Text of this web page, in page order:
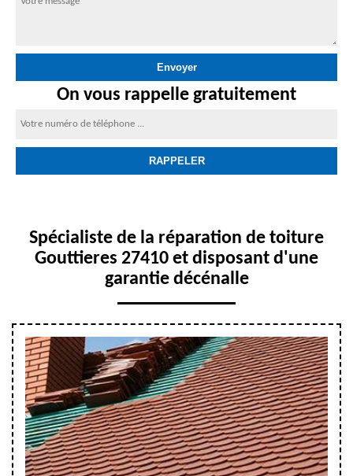
On vous rappelle gratuitement
Spécialiste de la réparation de toiture
Gouttieres 27410 et disposant d'une
garantie décénalle